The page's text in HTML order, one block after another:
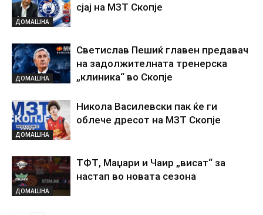
ДОМАШНА
сјај на МЗТ Скопје
ДОМАШНА
Светислав Пешиќ главен предавач
на задолжителната тренерска
„клиника“ во Скопје
ДОМАШНА
Никола Василевски пак ќе ги
облече дресот на МЗТ Скопје
ДОМАШНА
ТФТ, Маџари и Чаир „висат“ за
настап во новата сезона